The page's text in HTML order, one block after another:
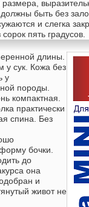
быть без
и слегка
пять градусов.
длины.
у сук. Кожа без
у
породы.
компактная.
практически
спина. Без
бочки.
до
она
и
живот не